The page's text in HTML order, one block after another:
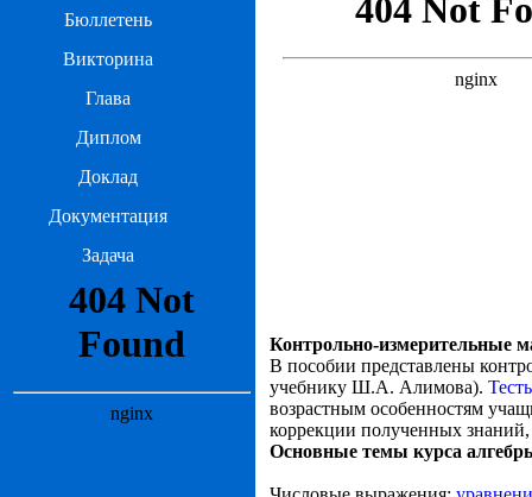
Бюллетень
Викторина
Глава
Диплом
Доклад
Документация
Задача
Контрольно-измерительные
В пособии представлены
учебнику Ш.А. Алимова).
возрастным особенностям
коррекции полученных
Основные темы курса